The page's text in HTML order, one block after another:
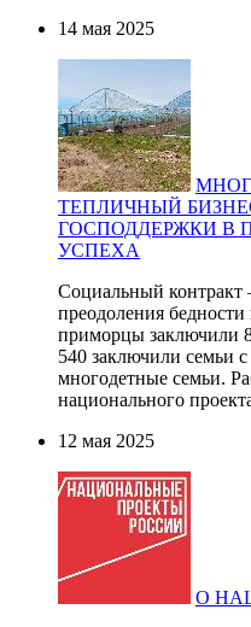
14 мая 2025
ТЕПЛИЧНЫЙ
ГОСПОДДЕРЖКИ В
УСПЕХА
Социальный контракт
преодоления
приморцы заключили
540 заключили семьи
многодетные семьи.
национального
12 мая 2025
О